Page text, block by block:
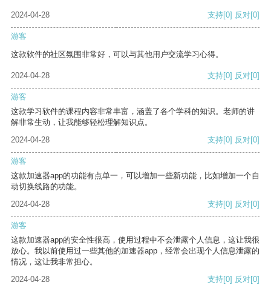
2024-04-28 支持[0] 反对[0]
游客
这款软件的社区氛围非常好，可以与其他用户交流学习心得。
2024-04-28 支持[0] 反对[0]
游客
这款学习软件的课程内容非常丰富，涵盖了各个学科的知识。老师的讲
解非常生动，让我能够轻松理解知识点。
2024-04-28
支持[0] 反对[0]
游客
这款加速器app的功能有点单一，可以增加一些新功能，比如增加一个自
动切换线路的功能。
2024-04-28
支持[0] 反对[0]
游客
这款加速器app的安全性很高，使用过程中不会泄露个人信息，这让我很
放心。我以前使用过一些其他的加速器app，经常会出现个人信息泄露的
情况，这让我非常担心。
2024-04-28
支持[0] 反对[0]